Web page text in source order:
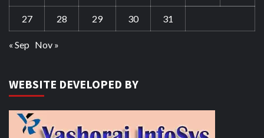
27 28 29 30 31
« Sep Nov »
WEBSITE DEVELOPED BY